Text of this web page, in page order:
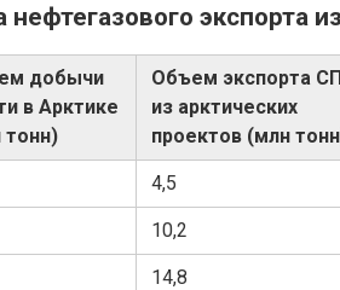
нефтегазового экспорта
добычи
в Арктике
тонн)
Объем экспорта
из арктических
проектов (млн
4,5
10,2
14,8